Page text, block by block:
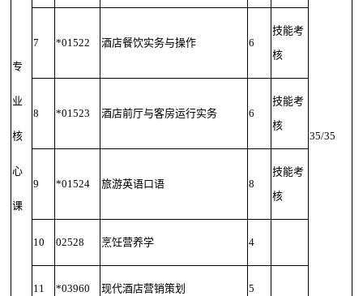
专
业
核
心
课
35/35
7 *01522 酒店餐饮实务与操作 6
技能考
核
8 *01523 酒店前厅与客房运行实务 6
技能考
核
9 *01524 旅游英语口语 8
技能考
核
10 02528 烹饪营养学 4
11 *03960 现代酒店营销策划 5